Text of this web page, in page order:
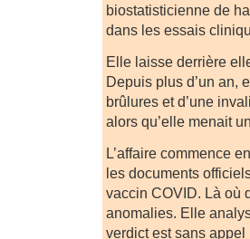
biostatisticienne de
dans les essais
Elle laisse derrière
Depuis plus d’un an,
brûlures et d’une
alors qu’elle menait
L’affaire commence
les documents
vaccin COVID. Là où
anomalies. Elle
verdict est sans